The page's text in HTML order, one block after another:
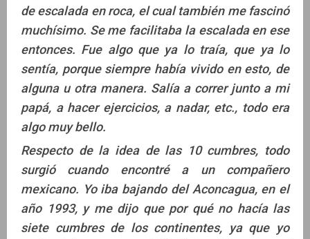
de escalada en roca, el cual también me fascinó
muchísimo. Se me facilitaba la escalada en ese
entonces. Fue algo que ya lo traía, que ya lo
sentía, porque siempre había vivido en esto, de
alguna u otra manera. Salía a correr junto a mi
papá, a hacer ejercicios, a nadar, etc., todo era
algo muy bello.
Respecto de la idea de las 10 cumbres, todo
surgió cuando encontré a un compañero
mexicano. Yo iba bajando del Aconcagua, en el
año 1993, y me dijo que por qué no hacía las
siete cumbres de los continentes, ya que yo